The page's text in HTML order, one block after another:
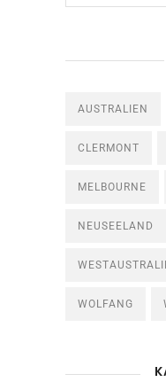
AUSTRALIEN
CLERMONT
MELBOURNE
NEUSEELAND
WOLFANG